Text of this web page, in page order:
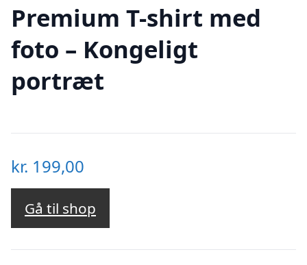
Premium T-shirt med
foto – Kongeligt
portræt
kr. 199,00
Gå til shop